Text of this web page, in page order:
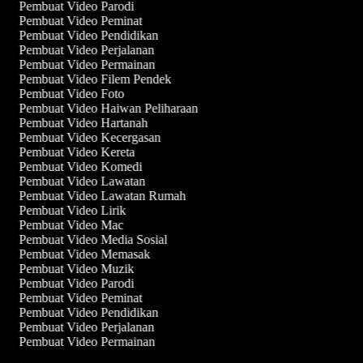
Pembuat Video Parodi
Pembuat Video Peminat
Pembuat Video Pendidikan
Pembuat Video Perjalanan
Pembuat Video Permainan
Pembuat Video Filem Pendek
Pembuat Video Foto
Pembuat Video Haiwan Peliharaan
Pembuat Video Hartanah
Pembuat Video Kecergasan
Pembuat Video Kereta
Pembuat Video Komedi
Pembuat Video Lawatan
Pembuat Video Lawatan Rumah
Pembuat Video Lirik
Pembuat Video Mac
Pembuat Video Media Sosial
Pembuat Video Memasak
Pembuat Video Muzik
Pembuat Video Parodi
Pembuat Video Peminat
Pembuat Video Pendidikan
Pembuat Video Perjalanan
Pembuat Video Permainan